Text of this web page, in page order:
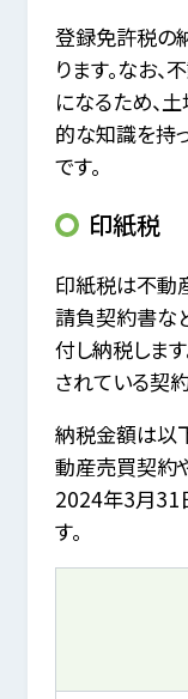
登録免許税の
ります。なお
になるため、
的な知識を持
です。
印紙税
印紙税は不動
請負契約書な
付し納税しま
されている契
納税金額は以
動産売買契約
2024年3月31
す。